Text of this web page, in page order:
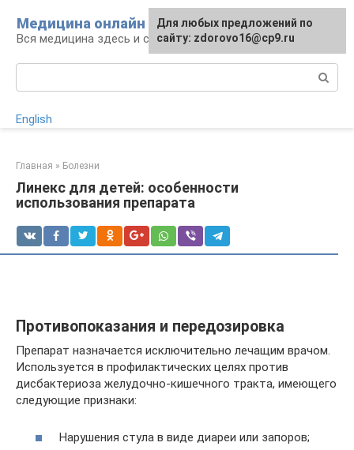
контенту
Медицина онлайн
Вся медицина здесь и сейчас
English
Главная » Болезни
Линекс для детей: особенности
использования препарата
Противопоказания и передозировка
Препарат назначается исключительно лечащим врачом.
Используется в профилактических целях против
дисбактериоза желудочно-кишечного тракта, имеющего
следующие признаки:
Нарушения стула в виде диареи или запоров;
Для любых предложений по
сайту: zdorovo16@cp9.ru